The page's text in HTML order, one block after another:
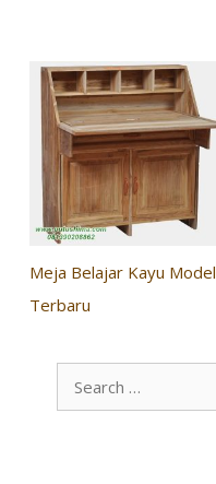
Meja Belajar Kayu Model
Terbaru